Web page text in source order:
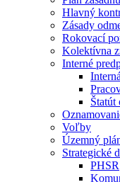
Hlavný
Zásady
Rokovací
Kolektívna
Interné
Štatút
Voľby
Územný
Strategické
PHSR